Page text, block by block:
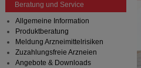
Beratung und Service
Allgemeine Information
Produktberatung
Meldung Arzneimittelrisiken
Zuzahlungsfreie Arzneien
Angebote & Downloads